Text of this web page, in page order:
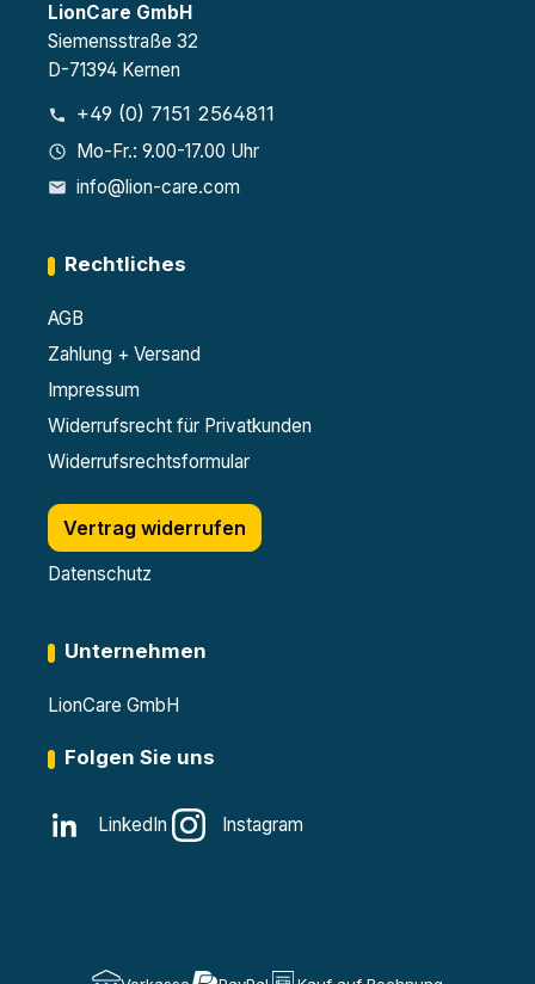
LionCare GmbH
Siemensstraße 32
D-71394 Kernen
+49 (0) 7151 2564811
Mo-Fr.: 9.00-17.00 Uhr
info@lion-care.com
Rechtliches
AGB
Zahlung + Versand
Impressum
Widerrufsrecht für Privatkunden
Widerrufsrechtsformular
Vertrag widerrufen
Datenschutz
Unternehmen
LionCare GmbH
Folgen Sie uns
LinkedIn Instagram